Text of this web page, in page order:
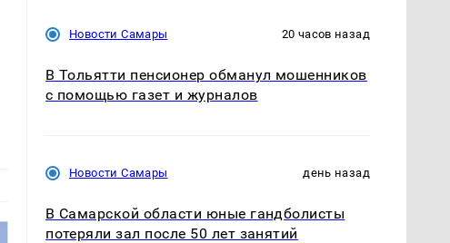
Новости Самары 20 часов назад
В Тольятти пенсионер обманул мошенников
с помощью газет и журналов
Новости Самары день назад
В Самарской области юные гандболисты
потеряли зал после 50 лет занятий